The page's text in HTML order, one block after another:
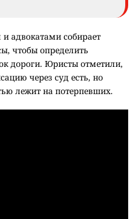
адвокатами собирает
чтобы определить
дороги. Юристы отметили,
через суд есть, но
лежит на потерпевших.